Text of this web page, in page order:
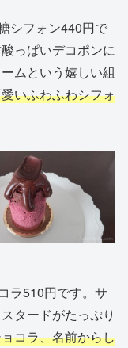
シフォン440円で
っぱいデコポンに
ムという嬉しい組
いふわふわシフォ
ラ510円です。サ
タードがたっぷり
コラ、名前からし